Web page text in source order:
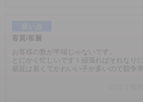
客質/客層
お客様の数が半端じゃないです。
とにかく忙しいです！頑張ればそれなり
最近は若くてかわいい子が多いので競争